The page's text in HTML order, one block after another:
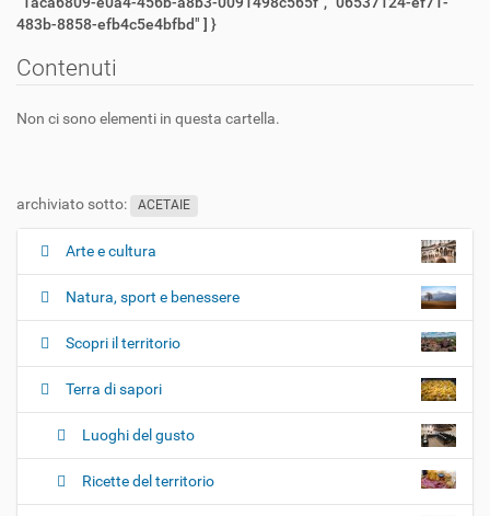
483b-8858-efb4c5e4bfbd" ] }
Contenuti
Non ci sono elementi in questa cartella.
archiviato sotto: ACETAIE
N
g
a
z
n
Arte e cultura
Natura, sport e benessere
Scopri il territorio
Terra di sapori
Luoghi del gusto
Ricette del territorio